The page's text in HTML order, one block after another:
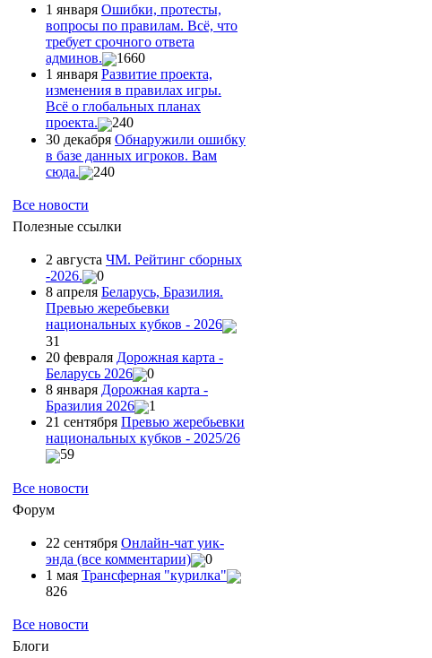
1 января Ошибки, протесты,
вопросы по правилам. Всё, что
требует срочного ответа
админов.
1660
1 января Развитие проекта,
изменения в правилах игры.
Всё о глобальных планах
проекта.
240
30 декабря Обнаружили ошибку
в базе данных игроков. Вам
сюда.
240
Все новости
Полезные ссылки
2 августа ЧМ. Рейтинг сборных
-2026.
0
8 апреля Беларусь, Бразилия.
Превью жеребьевки
национальных кубков - 2026
31
20 февраля Дорожная карта -
Беларусь 2026
0
8 января Дорожная карта -
Бразилия 2026
1
21 сентября Превью жеребьевки
национальных кубков - 2025/26
59
Все новости
Форум
22 сентября Онлайн-чат уик-
энда (все комментарии)
0
1 мая Трансферная "курилка"
826
Все новости
Блоги